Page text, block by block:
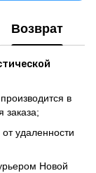
Возврат
в
заказа;
удаленности
Новой